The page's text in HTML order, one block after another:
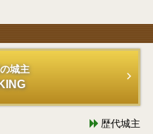
城主
歴代城主